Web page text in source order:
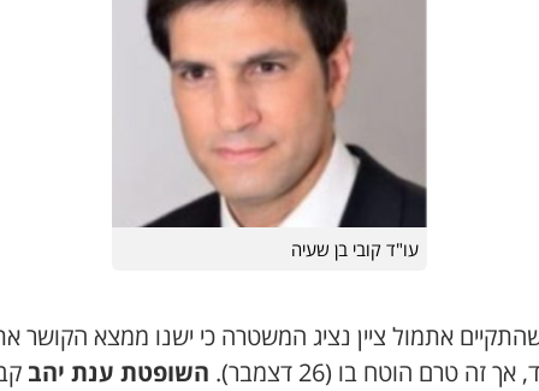
עו"ד קובי בן שעיה
שהתקיים אתמול ציין נציג המשטרה כי ישנו ממצא הקושר
זה טרם הוטח בו (26 דצמבר).
השופטת ענת יהב